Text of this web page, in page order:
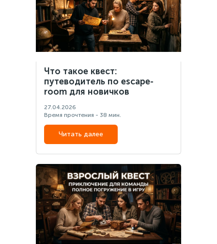
Что такое квест:
путеводитель по escape-
room для новичков
27.04.2026
Время прочтения - 38 мин.
Читать далее